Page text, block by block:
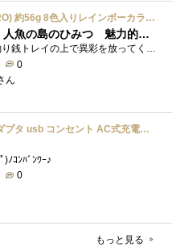
ハズブロ(HASBRO) 約56g 8色入りレインボーカラーのプレイ・ドー、新学期用品、2才以上のプリスクールの子供向け、子供向けのアート&クラフト 粘土 ねんど、こどもの日、子供の日プレゼント
映画ちいかわ・人魚の島のひみつ 魅力的なビラン：セイレーンを造ってみた
0
ん
UGREEN usbアダプタ usb コンセント AC式充電器 3.1A PSE認証済み 折りたたみ式プラグ 2ポート
)ﾉｺﾝﾊﾞﾝﾜｰ♪
0
もっと見る